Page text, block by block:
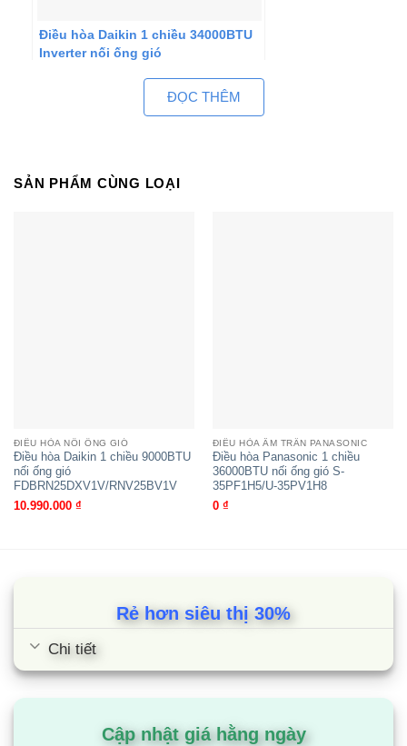
Điều hòa Daikin 1 chiều 34000BTU
Inverter nối ống gió
Điều hòa Daikin 2 chiều 34000BTU
Inverter nối ống gió
ĐỌC THÊM
SẢN PHẨM CÙNG LOẠI
ĐIỀU HÒA NỐI ỐNG GIÓ
Điều hòa Daikin 1 chiều 9000BTU
nối ống gió
FDBRN25DXV1V/RNV25BV1V
10.990.000 ₫
ĐIỀU HÒA ÂM TRẦN PANASONIC
Điều hòa Panasonic 1 chiều
36000BTU nối ống gió S-
35PF1H5/U-35PV1H8
0 ₫
Rẻ hơn siêu thị 30%
Chi tiết
Cập nhật giá hằng ngày